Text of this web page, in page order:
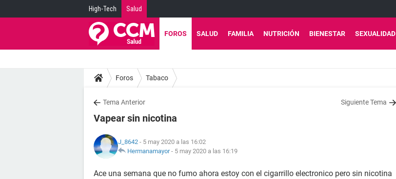
High-Tech Salud
FOROS SALUD FAMILIA NUTRICIÓN BIENESTAR SEXUALIDAD
Foros Tabaco
Tema Anterior Siguiente Tema
Vapear sin nicotina
J_8642 - 5 may 2020 a las 16:02
Hermanamayor- 5 may 2020 a las 16:19
Ace una semana que no fumo ahora estoy con el cigarrillo electronico pero sin nicotina